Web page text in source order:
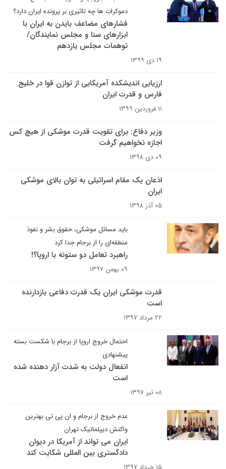
دموکرات ها چه تاثیری بر پرونده ایران دارد؟
فشارهای مضاعف بایدن به ایران با
ابزارهای سنا ‌‌و مجلس نمایندگان/
توهمات مجلس یازدهم
۱۹ دی ۱۳۹۹
ارزیابی اندیشکده آمریکایی از توازن قوا در خلیج
فارس و قدرت ایران
۱۱ فروردین ۱۳۹۹
وزیر دفاع: برای تقویت قدرت موشکی از هیچ کس
اجازه نخواهیم گرفت
۰۹ دی ۱۳۹۸
اذعان یک مقام اسرائیلی به توان بالای موشکی
ایران
۰۵ آذر ۱۳۹۸
باید مسائل موشکی، حقوق بشر و نفوذ
منطقه‌ای را از برجام جدا کرد
راهبرد تعامل دو ستونه با اروپا؟!
۰۹ بهمن ۱۳۹۷
قدرت موشکی ایران یک قدرت دفاعی بازدارنده
است
۲۲ مرداد ۱۳۹۷
احتمال خروج اروپا از برجام با شکست بسته
پیشنهادی
انفعال دولت به شدت آزار دهنده شده
است
۰۸ تیر ۱۳۹۷
عدم خروج از برجام و ان پی تی بهترین
واکنش دیپلماتیک تهران
ایران می تواند از آمریکا در دیوان
دادگستری بین المللی شکایت کند